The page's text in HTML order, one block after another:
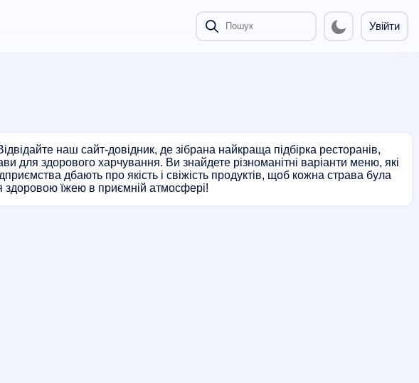
Увійти
наш сайт-довідник, де зібрана найкраща підбірка ресторанів,
для здорового харчування. Ви знайдете різноманітні варіанти меню, які
дбають про якість і свіжість продуктів, щоб кожна страва була
здоровою їжею в приємній атмосфері!